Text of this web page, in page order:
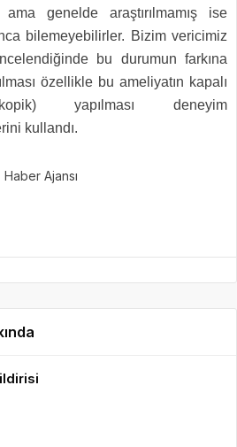
genelde araştırılmamış ise
bilemeyebilirler. Bizim vericimiz
bu durumun farkına
özellikle bu ameliyatın kapalı
yapılması deneyim
kullandı.
Ajansı